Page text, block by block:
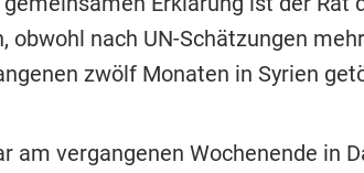
obwohl nach UN-Schätzungen
zwölf Monaten in Syrien
am vergangenen Wochenende in